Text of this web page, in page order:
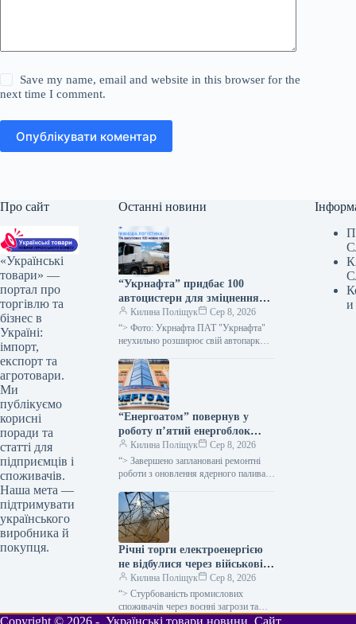
Save my name, email and website in this browser for the
next time I comment.
Опублікувати коментар
Про сайт
«Українські
товари» —
портал про
торгівлю та
бізнес в
Україні:
імпорт,
експорт та
агротовари.
Ми
публікуємо
корисні
поради та
статті для
підприємців і
споживачів.
Наша мета —
підтримувати
українського
виробника й
покупця.
Останні новини
“Укрнафта” придбає 100
автоцистерн для зміцнення
безпеки доставки палива
Килина Поліщук
Сер 8, 2026
“> Фото: Укрнафта ПАТ "Укрнафта"
неухильно розширює свій автопарк
забезпечення пальним по всій території
держави, проінформувала…
“Енергоатом” повернув у
роботу п’ятий енергоблок
після планового технічного
обслуговування.
Килина Поліщук
Сер 8, 2026
“> Завершено заплановані ремонтні
роботи з оновлення ядерного палива
електростанцій, а також технічне
обслуговування двох…
Річні торги електроенергією
не відбулися через військові
ризики для покупців та
надмірну вартість, зазначає
народний депутат.
Килина Поліщук
Сер 8, 2026
“> Стурбованість промислових
споживачів через воєнні загрози та
надмірно висока вартість стали одними
и